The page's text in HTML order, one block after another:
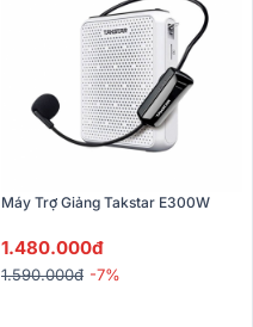
Máy Trợ Giảng Takstar E300W
1.480.000đ
1.590.000đ -7%